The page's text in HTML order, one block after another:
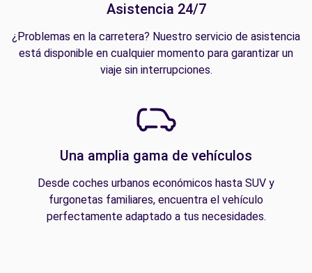
Asistencia 24/7
¿Problemas en la carretera? Nuestro servicio de asistencia
está disponible en cualquier momento para garantizar un
viaje sin interrupciones.
Una amplia gama de vehículos
Desde coches urbanos económicos hasta SUV y
furgonetas familiares, encuentra el vehículo
perfectamente adaptado a tus necesidades.